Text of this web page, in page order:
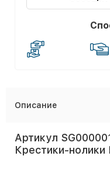
Описание
Артикул
Крестики-